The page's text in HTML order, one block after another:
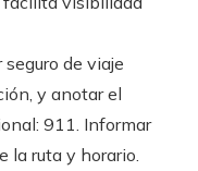
seguro de viaje
y anotar el
911. Informar
la ruta y horario.